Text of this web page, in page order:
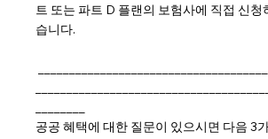
트 또는 파트 D 플랜의 보험사에 직접 신청
습니다.
공공 혜택에 대한 질문이 있으시면 다음 3